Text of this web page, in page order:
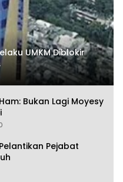
UMKM Diblokir
Bukan Lagi Moyesy
Pejabat